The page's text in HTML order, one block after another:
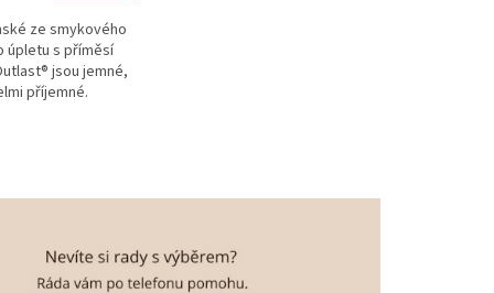
ze smykového
úpletu s příměsí
jsou jemné,
příjemné.
i pro